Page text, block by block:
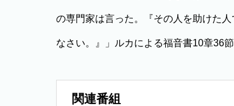
の専門家は言った。『その人を助けた
なさい。』」ルカによる福音書10章36節
関連番組